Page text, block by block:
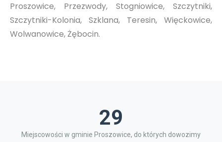
Proszowice, Przezwody, Stogniowice, Szczytniki,
Szczytniki-Kolonia, Szklana, Teresin, Więckowice,
Wolwanowice, Żębocin.
29
Miejscowości w gminie Proszowice, do których dowozimy